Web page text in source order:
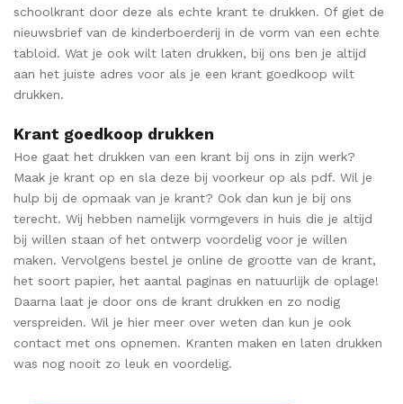
schoolkrant door deze als echte krant te drukken. Of giet de
nieuwsbrief van de kinderboerderij in de vorm van een echte
tabloid. Wat je ook wilt laten drukken, bij ons ben je altijd
aan het juiste adres voor als je een krant goedkoop wilt
drukken.
Krant goedkoop drukken
Hoe gaat het drukken van een krant bij ons in zijn werk?
Maak je krant op en sla deze bij voorkeur op als pdf. Wil je
hulp bij de opmaak van je krant? Ook dan kun je bij ons
terecht. Wij hebben namelijk vormgevers in huis die je altijd
bij willen staan of het ontwerp voordelig voor je willen
maken. Vervolgens bestel je online de grootte van de krant,
het soort papier, het aantal paginas en natuurlijk de oplage!
Daarna laat je door ons de krant drukken en zo nodig
verspreiden. Wil je hier meer over weten dan kun je ook
contact met ons opnemen. Kranten maken en laten drukken
was nog nooit zo leuk en voordelig.